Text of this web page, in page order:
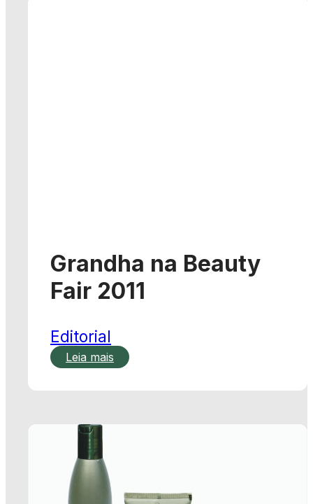
Grandha na Beauty
Fair 2011
Editorial
Leia mais